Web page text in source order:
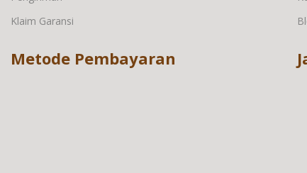
Klaim Garansi
Metode Pembayaran